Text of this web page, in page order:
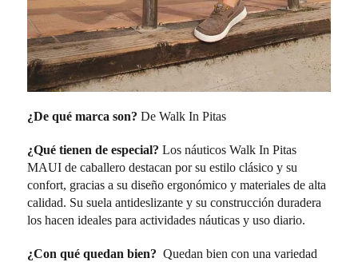
¿De qué marca son?De Walk In Pitas
¿Qué tienen de especial?Los náuticos Walk In Pitas
MAUI de caballero destacan por su estilo clásico y su
confort, gracias a su diseño ergonómico y materiales de alta
calidad. Su suela antideslizante y su construcción duradera
los hacen ideales para actividades náuticas y uso diario.
¿Con qué quedan bien? Quedan bien con una variedad